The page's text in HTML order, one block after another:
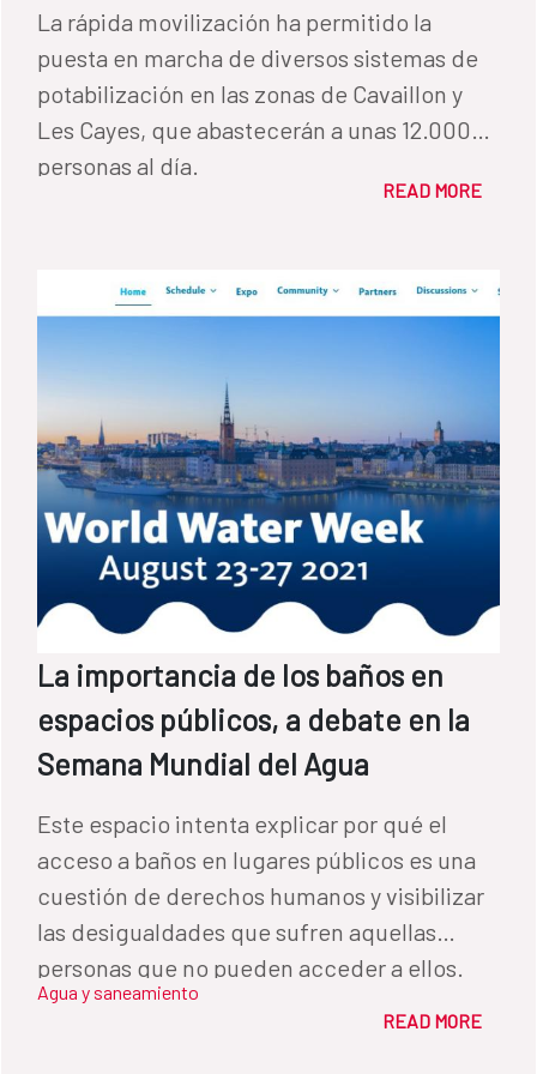
Cuesta Francisco, y el coordinador general
de la Cooperación Española en el país,
Manuel Alba Cano, para realizar una visita a
las áreas más afectadas por el terremoto.
Allí se sumaron a una delegación compuesta
Unión Europea y UNICEF, que realizó una
visita a las unidades de tratamiento de agua
puestas en marcha por España. Además,
mantuvieron diversas reuniones con las
autoridades locales para conocer más en
profundidad el funcionamiento de estas
instalaciones y los procesos de
potabilización de aguas superficiales, y
visitaron las instalaciones de Acción contra
el Hambre en Camp Perrin. TRABAJO EN
paralelo al despliegue de emergencia,
AECID sigue trabajando con las autoridades
nacionales y el resto de socios
completa de los daños producidos por el
terremoto en infraestructuras de agua y
saneamiento, con el objetivo de planificar
acciones que permitan una recuperación
duradera de las poblaciones afectadas. Haití
es el país que más donaciones recibe del
La rápida movilización ha permitido la
puesta en marcha de diversos sistemas de
potabilización en las zonas de Cavaillon y
Les Cayes, que abastecerán a unas 12.000
personas al día.
READ MORE
La importancia de los baños en
espacios públicos, a debate en la
Semana Mundial del Agua
Este espacio intenta explicar por qué el
acceso a baños en lugares públicos es una
cuestión de derechos humanos y visibilizar
las desigualdades que sufren aquellas
personas que no pueden acceder a ellos.
Agua y saneamiento
READ MORE